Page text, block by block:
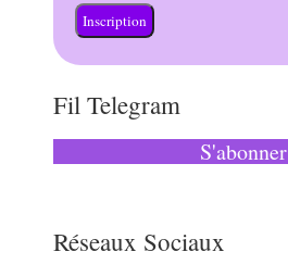
Inscription
Fil Telegram
S'abonner
Réseaux Sociaux